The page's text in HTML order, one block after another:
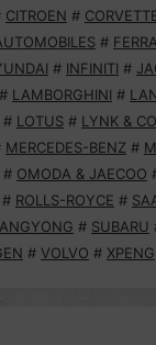
CITROEN #
#
# INFINITI #
# LAMBORGHINI #
# LOTUS # LYNK & CO
MERCEDES-BENZ #
# OMODA & JAECOO
# ROLLS-ROYCE #
# SUBARU
# VOLVO # XPENG